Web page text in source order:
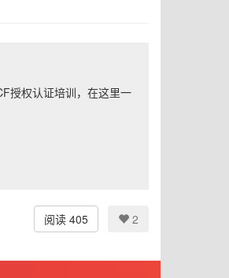
授权认证培训，在这里一
阅读 405 2